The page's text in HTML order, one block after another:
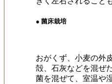
● 菌床栽培
おがくず、小麦の外
殻、石灰などを混ぜ
菌を混ぜて、室温や